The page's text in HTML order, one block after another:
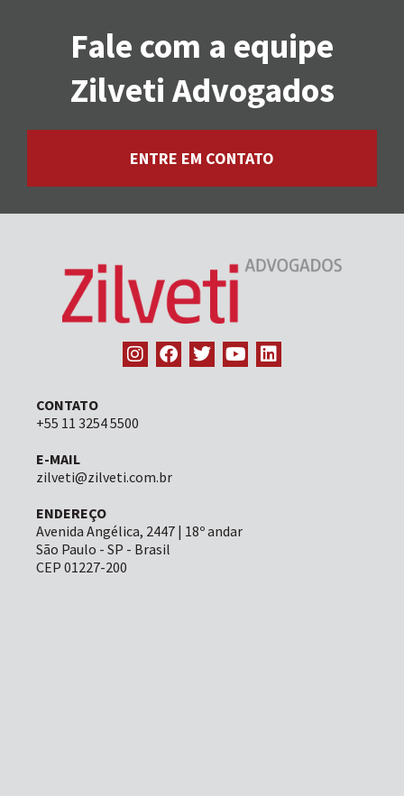
Fale com a equipe
Zilveti Advogados
ENTRE EM CONTATO
CONTATO
+55 11 3254 5500
E-MAIL
zilveti@zilveti.com.br
ENDEREÇO
Avenida Angélica, 2447 | 18º andar
São Paulo - SP - Brasil
CEP 01227-200